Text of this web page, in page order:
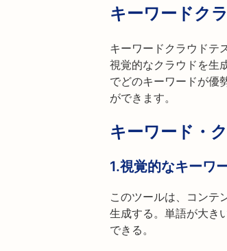
キーワードク
キーワードクラウドテ
視覚的なクラウドを生
でどのキーワードが優
ができます。
キーワード・
1.視覚的なキーワ
このツールは、コンテ
生成する。単語が大き
できる。